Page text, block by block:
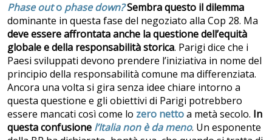
Phase outo phase down?Sembra questo il dilemma
dominante in questa fase del negoziato alla Cop 28. Ma
deve essere affrontata anche la questione dell’equità
globale e della responsabilità storica. Parigi dice che i
Paesi sviluppati devono prendere l’iniziativa in nome del
principio della responsabilità comune ma differenziata.
Ancora una volta si gira senza idee chiare intorno a
questa questione e gli obiettivi di Parigi potrebbero
essere mancati così come lo zero nettoa metà secolo. In
questa confusione l’Italia non è da meno. Un esponente